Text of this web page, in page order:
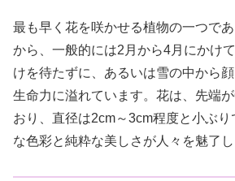
最も早く花を咲かせる植物の一つで
から、一般的には2月から4月にかけ
けを待たずに、あるいは雪の中から
生命力に溢れています。花は、先端
おり、直径は2cm～3cm程度と小ぶ
な色彩と純粋な美しさが人々を魅了し